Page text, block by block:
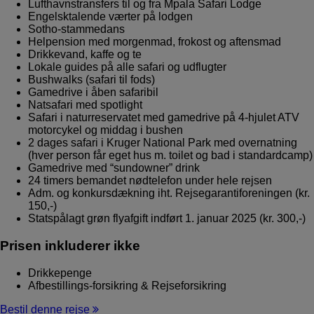
Lufthavnstransfers til og fra Mpala Safari Lodge
Engelsktalende værter på lodgen
Sotho-stammedans
Helpension med morgenmad, frokost og aftensmad
Drikkevand, kaffe og te
Lokale guides på alle safari og udflugter
Bushwalks (safari til fods)
Gamedrive i åben safaribil
Natsafari med spotlight
Safari i naturreservatet med gamedrive på 4-hjulet ATV
motorcykel og middag i bushen
2 dages safari i Kruger National Park med overnatning
(hver person får eget hus m. toilet og bad i standardcamp)
Gamedrive med “sundowner” drink
24 timers bemandet nødtelefon under hele rejsen
Adm. og konkursdækning iht. Rejsegarantiforeningen (kr.
150,-)
Statspålagt grøn flyafgift indført 1. januar 2025 (kr. 300,-)
Prisen inkluderer ikke
Drikkepenge
Afbestillings-forsikring & Rejseforsikring
Bestil denne rejse